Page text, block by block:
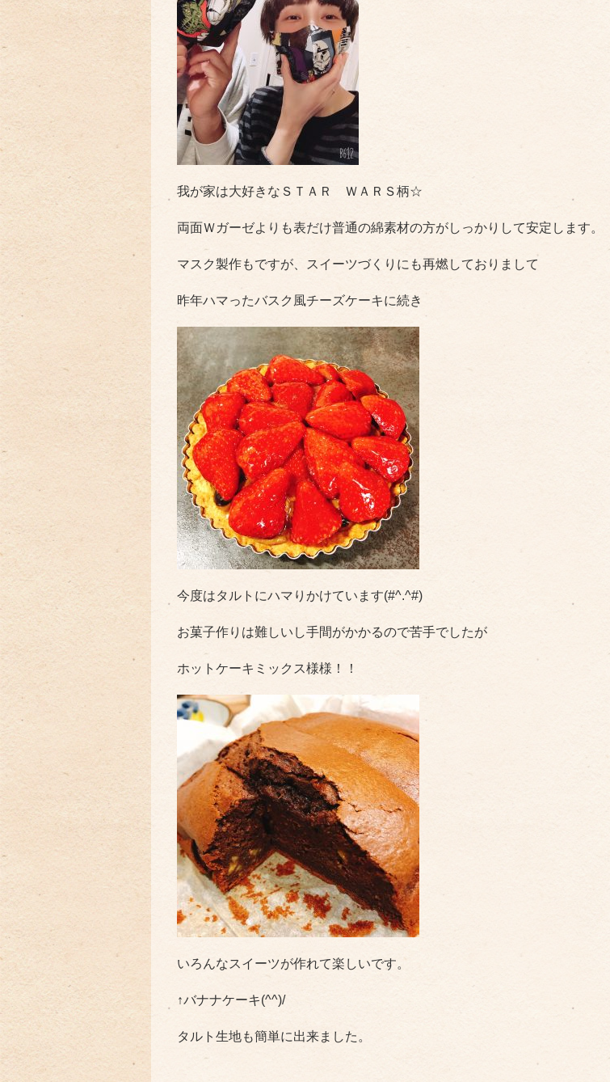
我が家は大好きなＳＴＡＲ ＷＡＲＳ柄☆
両面Ｗガーゼよりも表だけ普通の綿素材の方がしっかりして安定します。
マスク製作もですが、スイーツづくりにも再燃しておりまして
昨年ハマったバスク風チーズケーキに続き
今度はタルトにハマりかけています(#^.^#)
お菓子作りは難しいし手間がかかるので苦手でしたが
ホットケーキミックス様様！！
いろんなスイーツが作れて楽しいです。
↑バナナケーキ(^^)/
タルト生地も簡単に出来ました。